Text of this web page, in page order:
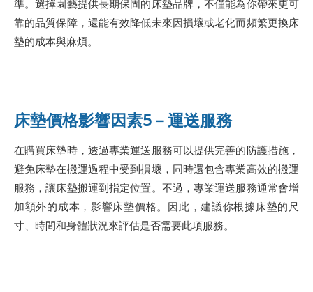
準。選擇園藝提供長期保固的床墊品牌，不僅能為你帶來更可
靠的品質保障，還能有效降低未來因損壞或老化而頻繁更換床
墊的成本與麻煩。
床墊價格影響因素5－運送服務
在購買床墊時，透過專業運送服務可以提供完善的防護措施，
避免床墊在搬運過程中受到損壞，同時還包含專業高效的搬運
服務，讓床墊搬運到指定位置。不過，專業運送服務通常會增
加額外的成本，影響床墊價格。因此，建議你根據床墊的尺
寸、時間和身體狀況來評估是否需要此項服務。